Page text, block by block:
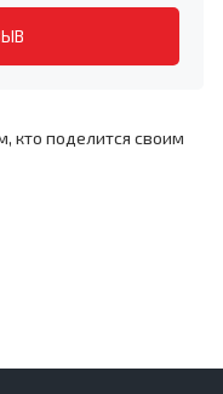
кто поделится своим